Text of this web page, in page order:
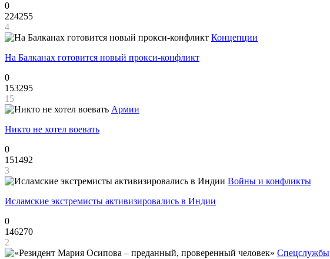
0
224255
4
Концепции
На Балканах готовится новый прокси-конфликт
0
153295
15
Армии
Никто не хотел воевать
0
151492
3
Войны и конфликты
Исламские экстремисты активизировались в Индии
0
146270
2
Спецслужбы